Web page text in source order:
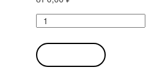
Количество
товара
Привод
SMD24A
Белимо